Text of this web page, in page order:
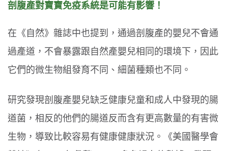
剖腹產對寶寶免疫系統是可能有影響！
在《自然》雜誌中也提到，通過剖腹產的嬰兒不會通
過產道，不會暴露跟自然產嬰兒相同的環境下，因此
它們的微生物組發育不同、細菌種類也不同。
研究發現剖腹產嬰兒缺乏健康兒童和成人中發現的腸
道菌，相反的他們的腸道反而含有更高數量的有害微
生物，導致比較容易有健康健康狀況。《美國醫學會